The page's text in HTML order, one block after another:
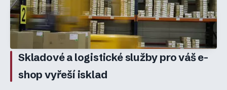
Skladové a logistické služby pro váš e-
shop vyřeší isklad